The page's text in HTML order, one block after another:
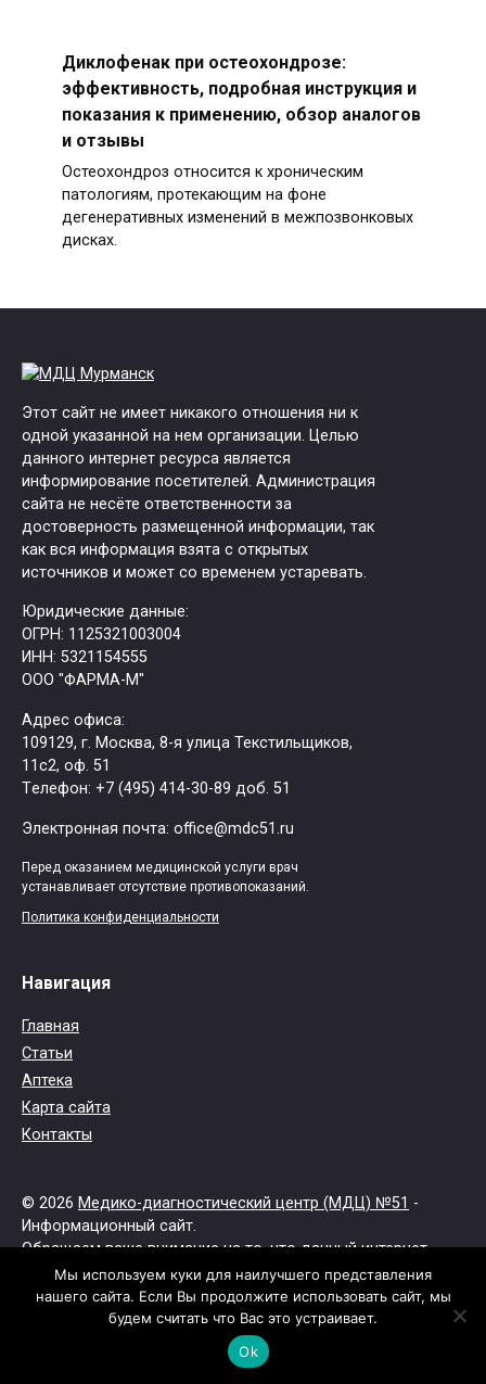
Диклофенак при остеохондрозе:
эффективность, подробная инструкция и
показания к применению, обзор аналогов
и отзывы
Остеохондроз относится к хроническим
патологиям, протекающим на фоне
дегенеративных изменений в межпозвонковых
дисках.
Этот сайт не имеет никакого отношения ни к
одной указанной на нем организации. Целью
данного интернет ресурса является
информирование посетителей. Администрация
сайта не несёте ответственности за
достоверность размещенной информации, так
как вся информация взята с открытых
источников и может со временем устаревать.
Юридические данные:
ОГРН: 1125321003004
ИНН: 5321154555
ООО "ФАРМА-М"
Адрес офиса:
109129, г. Москва, ​8-я улица Текстильщиков,
11с2, оф. 51
Tелефон: +7 (495) 414-30-89 доб. 51
Электронная почта: office@mdc51.ru
Перед оказанием медицинской услуги врач
устанавливает отсутствие противопоказаний.
Политика конфиденциальности
Навигация
Главная
Статьи
Аптека
Карта сайта
Контакты
© 2026 Медико-диагностический центр (МДЦ) №51 -
Информационный сайт.
Обращаем ваше внимание на то, что данный интернет-
сайт носит исключительно информационный характер.
Не занимайтесь самолечением. При первых признаках
заболевания обратитесь к врачу.
Мы используем куки для наилучшего представления
нашего сайта. Если Вы продолжите использовать сайт, мы
будем считать что Вас это устраивает.
Ok